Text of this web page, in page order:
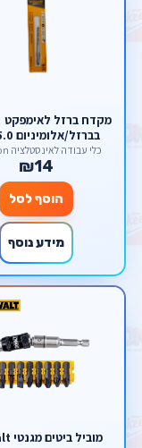
מבית welloo
כלי עבודה לאינסטלציה scorpion
₪14
הוסף לסל
מידע נוסף
מוביל ביטים מגנטי dewalt